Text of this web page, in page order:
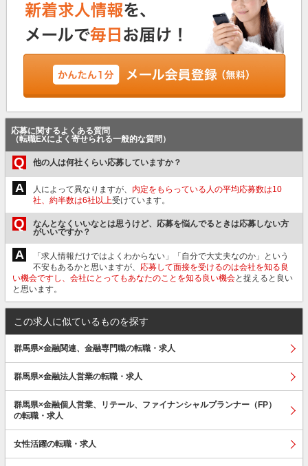
応募に関するよくある質問
（転職EXによく寄せられる一般的な質問）
Q 他の人は何社くらい応募していますか？
A 人によって異なりますが、 内定をもらっている人の平均応募数は10
社、約半数は6社以上受けています。
Q
なんとなくいいなとは思うけど、応募を悩んでるときは応募しない方
がいいですか？
A
「求人情報だけではよくわからない」「自分で大丈夫なのか」という
不安もあるかと思いますが、 応募して面接を受けるのは会社を知る良
い機会ですし、会社にとってもあなたのことを知る良い機会と捉えると良い
と思います。
この求人に似ているものを探す
群馬県×金融関連、金融専門職の転職・求人
群馬県×金融法人営業の転職・求人
群馬県×金融個人営業、リテール、ファイナンシャルプランナー（FP）
の転職・求人
女性活躍の転職・求人